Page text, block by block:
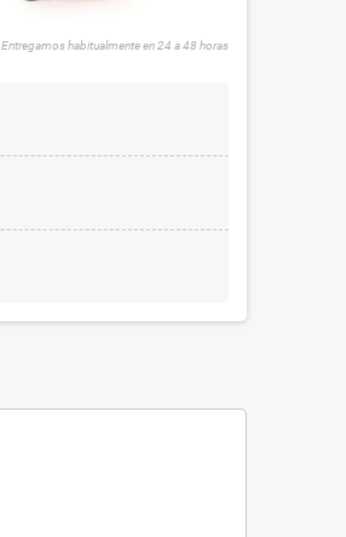
Entregamos habitualmente en 24 a 48 horas